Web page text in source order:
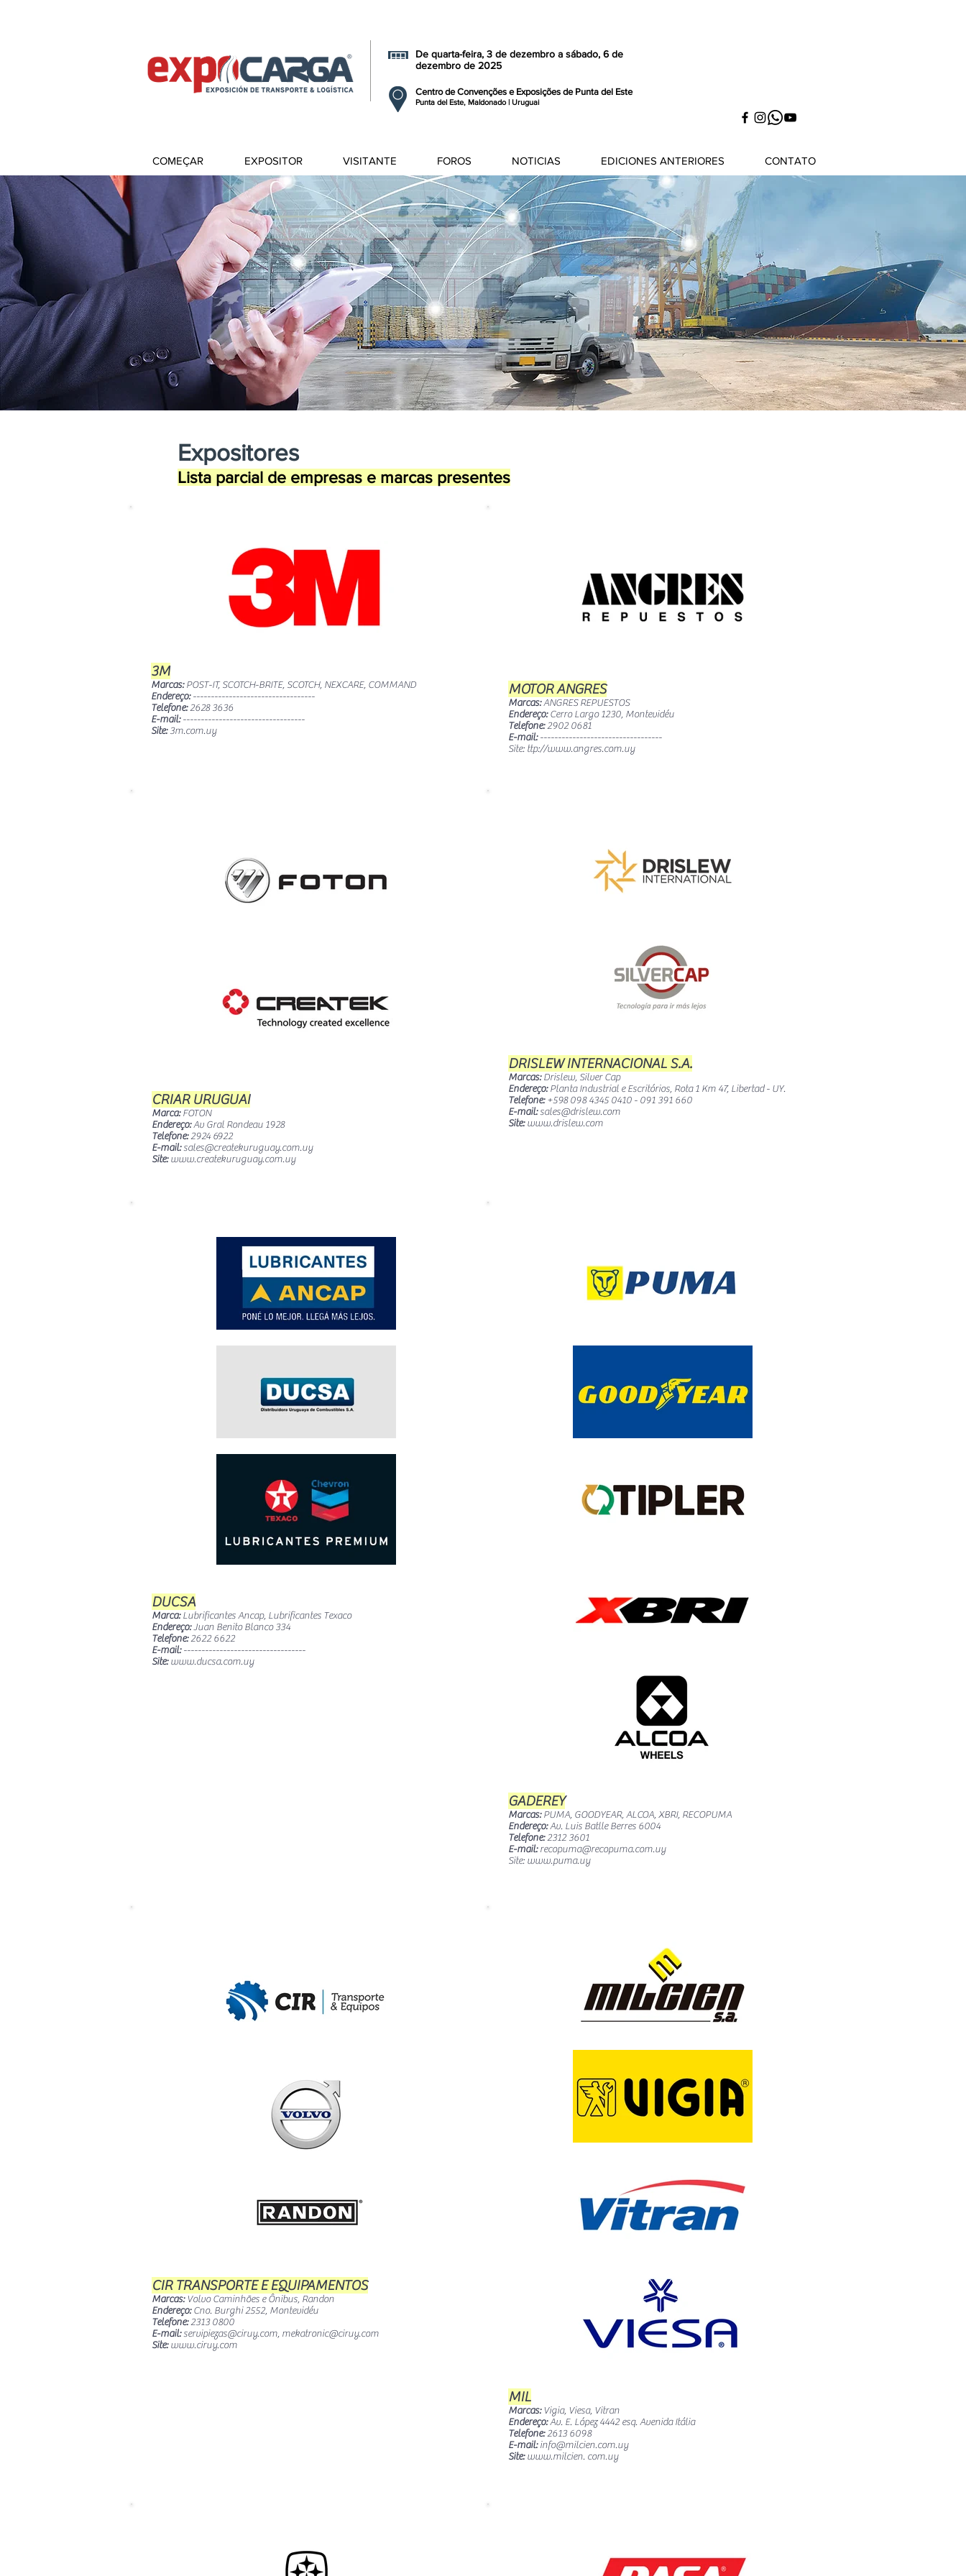
Centro de Convenções e Exposições de Punta del Este
Punta del Este, Maldonado | Uruguai
De quarta-feira, 3 de dezembro a sábado, 6 de
dezembro de 2025
COMEÇAR EXPOSITOR VISITANTE FOROS NOTICIAS EDICIONES ANTERIORES CONTATO
Expositores
Lista parcial de empresas e marcas presentes
3M
Marcas: POST-IT, SCOTCH-BRITE, SCOTCH, NEXCARE, COMMAND
Endereço:----------------------------------
Telefone:2628 3636
E-mail:----------------------------------
Site:3m.com.uy
MOTOR ANGRES
Marcas:ANGRES REPUESTOS
Endereço:Cerro Largo 1230, Montevidéu
Telefone:2902 0681
E-mail:----------------------------------
Site: ttp://www.angres.com.uy
CRIAR URUGUAI
Marca:FOTON
Endereço:Av Gral Rondeau 1928
Telefone:2924 6922
E-mail:sales@createkuruguay.com.uy
Site: www.createkuruguay.com.uy
DRISLEW INTERNACIONAL S.A.
Marcas:Drislew, Silver Cap
Endereço: Planta Industrial e Escritórios, Rota 1 Km 47, Libertad - UY.
Telefone:+598 098 4345 0410 - 091 391 660
E-mail:sales@drislew.com
Site: www.drislew.com
DUCSA
Marca:Lubrificantes Ancap, Lubrificantes Texaco
Endereço:Juan Benito Blanco 334
Telefone:2622 6622
E-mail:----------------------------------
Site: www.ducsa.com.uy
GADEREY
Marcas:PUMA, GOODYEAR, ALCOA, XBRI, RECOPUMA
Endereço:Av. Luis Batlle Berres 6004
Telefone:2312 3601
E-mail: recopuma@recopuma.com.uy
Site: www.puma.uy
CIR TRANSPORTE E EQUIPAMENTOS
Marcas:Volvo Caminhões e Ônibus, Randon
Endereço:Cno. Burghi 2552, Montevidéu
Telefone:2313 0800
E-mail:servipiezas@ciruy.com, mekatronic@ciruy.com
Site: www.ciruy.com
MIL
Marcas:Vigia, Viesa, Vitran
Endereço:Av. E. López 4442 esq. Avenida Itália
Telefone:2613 6098
E-mail: info@milcien.com.uy
Site: www.milcien. com.uy